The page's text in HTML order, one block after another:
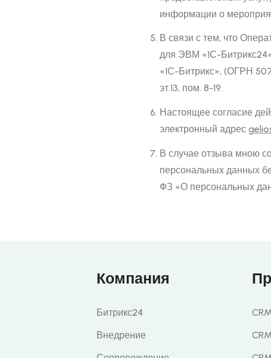
информации о
В связи с тем, что
для ЭВМ «1С-
«1С-Битрикс», (ОГРН
эт.13, пом. 8-19.
Настоящее согласие
электронный адрес
В случае отзыва мною
персональных данных
ФЗ «О персональных
Компания
Битрикс24
Внедрение